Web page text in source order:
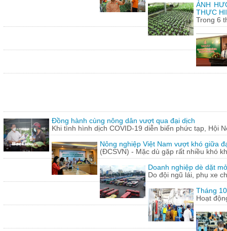
ẢNH
THỰC
Trong 6
Đồng hành cùng nông dân vượt qua đại dịch
Khi tình hình dịch COVID-19 diễn biến phức tạp, Hội
Nông nghiệp Việt Nam vượt khó giữa
(ĐCSVN) - Mặc dù gặp rất nhiều khó
Doanh nghiệp dè dặt
Do đội ngũ lái, phụ xe
Tháng
Hoạt